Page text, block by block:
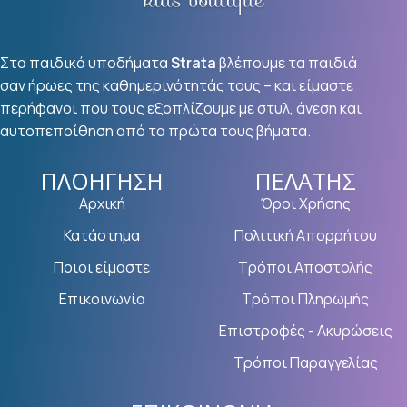
Στα παιδικά υποδήματαStrataβλέπουμε τα παιδιά
σαν ήρωες της καθημερινότητάς τους – και είμαστε
περήφανοι που τους εξοπλίζουμε με στυλ, άνεση και
αυτοπεποίθηση από τα πρώτα τους βήματα.
ΠΛΟΉΓΗΣΗ
Αρχική
Κατάστημα
Ποιοι είμαστε
Επικοινωνία
ΠΕΛΆΤΗΣ
Όροι Χρήσης
Πολιτική Απορρήτου
Τρόποι Αποστολής
Τρόποι Πληρωμής
Επιστροφές - Ακυρώσεις
Τρόποι Παραγγελίας